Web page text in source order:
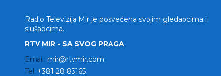
Radio Televizija Mir je posvećena svojim gledaocima i
slušaocima.
RTV MIR - SA SVOG PRAGA
Email: mir@rtvmir.com
Tel: +381 28 83165